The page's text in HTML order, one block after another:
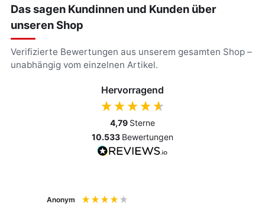
Das sagen Kundinnen und Kunden über
unseren Shop
Verifizierte Bewertungen aus unserem gesamten Shop –
unabhängig vom einzelnen Artikel.
Hervorragend
4,79 Sterne
10.533 Bewertungen
Anonym